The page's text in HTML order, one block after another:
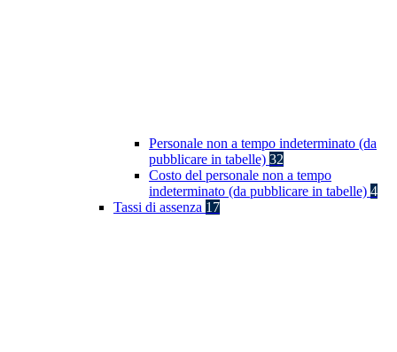
Personale non a tempo indeterminato (da
pubblicare in tabelle) 32
Costo del personale non a tempo
indeterminato (da pubblicare in tabelle) 4
Tassi di assenza 17